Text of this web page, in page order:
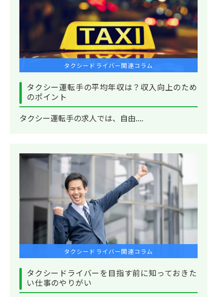
タクシードライバー関連コラム
タクシー運転手の平均年収は？収入向上のため
のポイント
タクシー運転手の求人では、自由....
タクシードライバー関連コラム
タクシードライバーを目指す前に知っておきた
い仕事のやりがい